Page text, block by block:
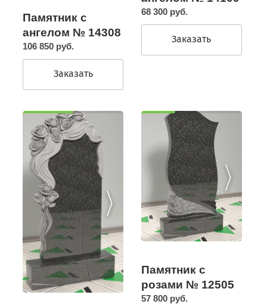
Памятник с
ангелом № 14308
106 850 руб.
Заказать
68 300 руб.
Заказать
Памятник с
розами № 12505
57 800 руб.